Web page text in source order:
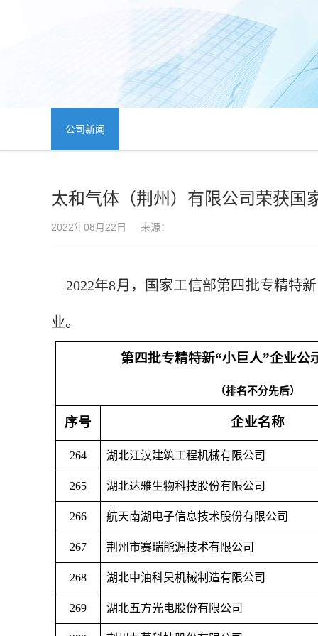
公司新闻
太和气体（荆州）有限公司荣获国
2022年08月22日 来源：
2022年8月，国家工信部第四批专精特
业。
第四批专精特新“小巨人”企业公
（排名不分先后）
序号 企业名称
264 湖北江汉建筑工程机械有限公司
265 湖北达雅生物科技股份有限公司
266 航天南湖电子信息技术股份有限公司
267 荆州市赛瑞能源技术有限公司
268 湖北中油科昊机械制造有限公司
269 湖北五方光电股份有限公司